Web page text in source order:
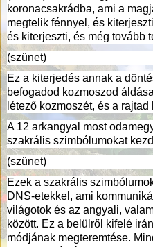
koronacsakrádba, ami a
megtelik fénnyel, és
és kiterjeszti, és még tovább
(szünet)
Ez a kiterjedés annak a
befogadod kozmoszod
létező kozmoszét, és a
A 12 arkangyal most
szakrális szimbólumokat
(szünet)
Ezek a szakrális
DNS-etekkel, ami
világotok és az angyali,
között. Ez a belülről kifelé
módjának megteremtése.